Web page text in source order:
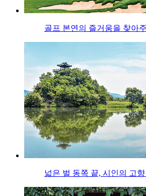
골프 본연의 즐거움을 찾아
넓은 벌 동쪽 끝, 시인의 고향